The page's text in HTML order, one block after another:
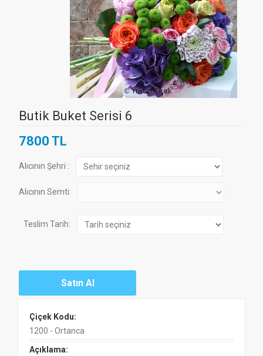
Butik Buket Serisi 6
7800 TL
Alıcının Şehri :
Alıcının Semti:
Teslim Tarih:
Çiçek Kodu:
1200 - Ortanca
Açıklama: